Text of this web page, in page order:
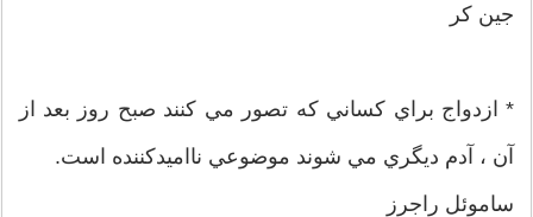
جين کر
* ازدواج براي کساني که تصور مي کنند صبح روز بعد از
آن ، آدم ديگري مي شوند موضوعي نااميدکننده است.
ساموئل راجرز